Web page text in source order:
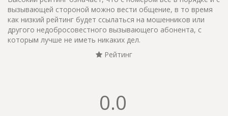
вызывающей стороной можно вести общение, в то время
как низкий рейтинг будет ссылаться на мошенников или
другого недобросовестного вызывающего абонента, с
которым лучше не иметь никаких дел.
Рейтинг
0.0